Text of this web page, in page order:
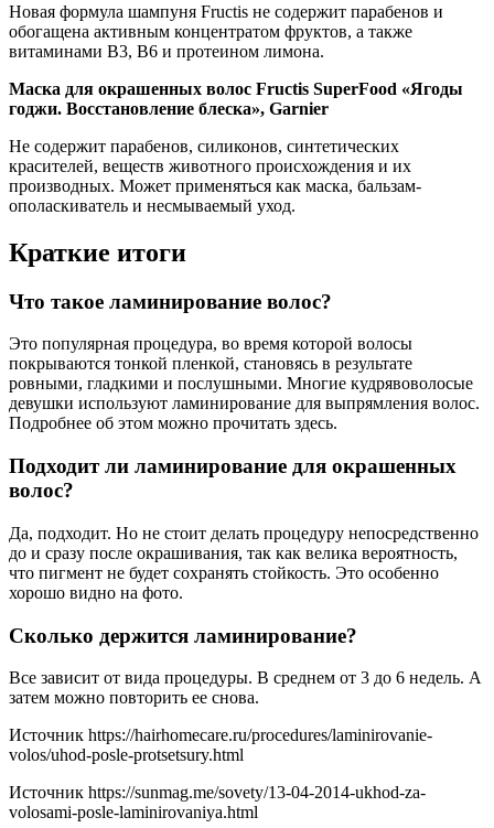
Новая формула шампуня Fructis не содержит парабенов и
обогащена активным концентратом фруктов, а также
витаминами В3, В6 и протеином лимона.
Маска для окрашенных волос Fructis SuperFood «Ягоды
годжи. Восстановление блеска», Garnier
Не содержит парабенов, силиконов, синтетических
красителей, веществ животного происхождения и их
производных. Может применяться как маска, бальзам-
ополаскиватель и несмываемый уход.
Краткие итоги
Что такое ламинирование волос?
Это популярная процедура, во время которой волосы
покрываются тонкой пленкой, становясь в результате
ровными, гладкими и послушными. Многие кудрявоволосые
девушки используют ламинирование для выпрямления волос.
Подробнее об этом можно прочитать здесь.
Подходит ли ламинирование для окрашенных
волос?
Да, подходит. Но не стоит делать процедуру непосредственно
до и сразу после окрашивания, так как велика вероятность,
что пигмент не будет сохранять стойкость. Это особенно
хорошо видно на фото.
Сколько держится ламинирование?
Все зависит от вида процедуры. В среднем от 3 до 6 недель. А
затем можно повторить ее снова.
Источник https://hairhomecare.ru/procedures/laminirovanie-
volos/uhod-posle-protsetsury.html
Источник https://sunmag.me/sovety/13-04-2014-ukhod-za-
volosami-posle-laminirovaniya.html